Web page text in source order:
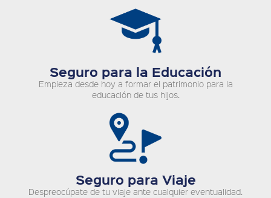
Seguro para la Educación
Empieza desde hoy a formar el patrimonio para la
educación de tus hijos.
Seguro para Viaje
Despreocúpate de tu viaje ante cualquier eventualidad.